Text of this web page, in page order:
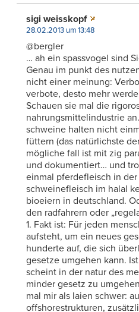
sigi weisskopf
28.02.2013 um 13:48
@bergler
… ah ein spassvogel sind
Genau im punkt des
nicht einer meinung:
verbote, desto mehr
Schauen sie mal die
nahrungsmittelindustrie
schweine halten nicht
füttern (das natürlichste
mögliche fall ist mit zig
und dokumentiert… und
einmal pferdefleisch in
schweinefleisch im halal
bioeiern in deutschland.
den radfahrern oder
1. Fakt ist: Für jeden
aufsteht, um ein neues
hunderte auf, die sich
gesetze umgehen kann.
scheint in der natur des
minder gesetz zu
mal mir als laien schwer:
offshorestrukturen,